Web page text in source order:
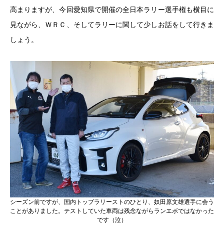
高まりますが、今回愛知県で開催の全日本ラリー選手権も横目に
見ながら、ＷＲＣ、そしてラリーに関して少しお話をして行きま
しょう。
シーズン前ですが、国内トップラリーストのひとり、奴田原文雄選手に会う
ことがありました。テストしていた車両は残念ながらランエボではなかった
です（泣）